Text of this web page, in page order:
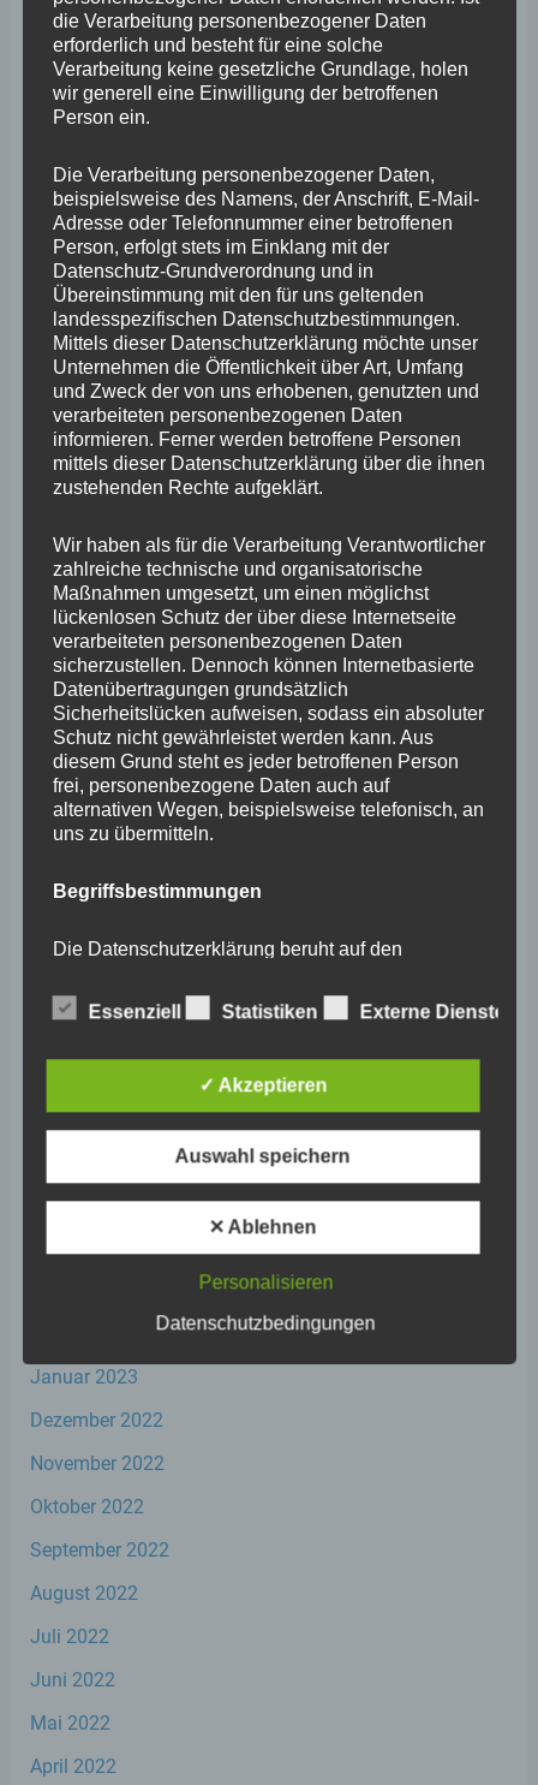
August 2025
Juli 2025
Juni 2025
Mai 2025
April 2025
März 2025
Februar 2025
Januar 2025
Dezember 2024
November 2024
Oktober 2024
August 2024
Juli 2024
Juni 2024
Mai 2024
April 2024
März 2024
Februar 2024
Dezember 2023
November 2023
Juli 2023
Mai 2023
Januar 2023
Dezember 2022
November 2022
Oktober 2022
September 2022
August 2022
Juli 2022
Juni 2022
Mai 2022
April 2022
die Verarbeitung personenbezogener Daten
erforderlich und besteht für eine solche
Verarbeitung keine gesetzliche Grundlage, holen
wir generell eine Einwilligung der betroffenen
Person ein.
Die Verarbeitung personenbezogener Daten,
beispielsweise des Namens, der Anschrift, E-Mail-
Adresse oder Telefonnummer einer betroffenen
Person, erfolgt stets im Einklang mit der
Datenschutz-Grundverordnung und in
Übereinstimmung mit den für uns geltenden
landesspezifischen Datenschutzbestimmungen.
Mittels dieser Datenschutzerklärung möchte unser
Unternehmen die Öffentlichkeit über Art, Umfang
und Zweck der von uns erhobenen, genutzten und
verarbeiteten personenbezogenen Daten
informieren. Ferner werden betroffene Personen
mittels dieser Datenschutzerklärung über die ihnen
zustehenden Rechte aufgeklärt.
Wir haben als für die Verarbeitung Verantwortlicher
zahlreiche technische und organisatorische
Maßnahmen umgesetzt, um einen möglichst
lückenlosen Schutz der über diese Internetseite
verarbeiteten personenbezogenen Daten
sicherzustellen. Dennoch können Internetbasierte
Datenübertragungen grundsätzlich
Sicherheitslücken aufweisen, sodass ein absoluter
Schutz nicht gewährleistet werden kann. Aus
diesem Grund steht es jeder betroffenen Person
frei, personenbezogene Daten auch auf
alternativen Wegen, beispielsweise telefonisch, an
uns zu übermitteln.
Begriffsbestimmungen
Die Datenschutzerklärung beruht auf den
Richtlinien- und Verordnungsgeber beim Erlass
der Datenschutz-Grundverordnung (DS-GVO)
soll sowohl für die Öffentlichkeit als auch für
unsere Kunden und Geschäftspartner einfach
lesbar und verständlich sein. Um dies zu
gewährleisten, möchten wir vorab die verwendeten
Begrifflichkeiten erläutern.
unter anderem die folgenden Begriffe:
Personenbezogene Daten sind alle
Informationen, die sich auf eine identifizierte
oder identifizierbare natürliche Person (im
Folgenden „betroffene Person") beziehen.
Als identifizierbar wird eine natürliche
insbesondere mittels Zuordnung zu einer
Kennnummer, zu Standortdaten, zu einer
genetischen, psychischen, wirtschaftlichen,
Essenziell Statistiken Externe Dienste
✓ Akzeptieren
Auswahl speichern
✕ Ablehnen
Personalisieren
Datenschutzbedingungen